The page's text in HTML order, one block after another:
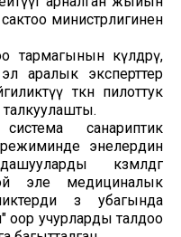
министрлигинен
тармагынын өкүлдөрү,
аралык эксперттер
өткөн пилоттук
санариптик
энелердин
көзөмөлдөөгө
эле медициналык
өз убагында
оор учурларды талдоо